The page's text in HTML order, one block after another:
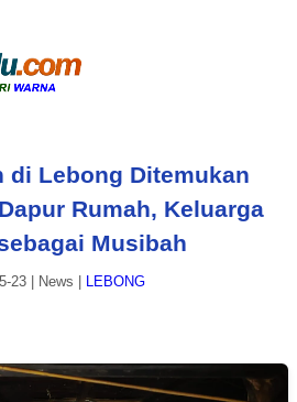
di Lebong Ditemukan
Rumah, Keluarga
Musibah
23 News LEBONG